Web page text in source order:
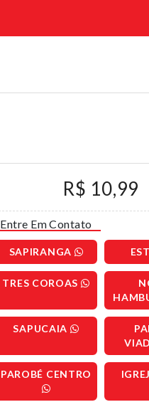
R$ 10,99
Entre Em Contato
SAPIRANGA
TRES COROAS
SAPUCAIA
PAROBÉ CENTRO